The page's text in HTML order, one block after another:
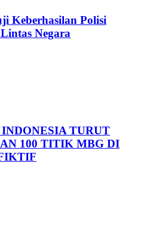
Keberhasilan Polisi
Negara
TURUT
100 TITIK MBG DI